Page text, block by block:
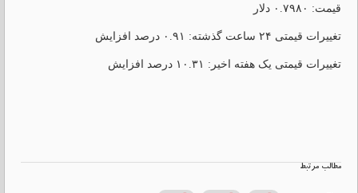
قیمت: ۰.۷۹۸۰ دلار
تغییرات قیمتی ۲۴ ساعت گذشته: ۰.۹۱ درصد افزایش
تغییرات قیمتی یک هفته اخیر: ۱۰.۳۱ درصد افزایش
مطالب مرتبط